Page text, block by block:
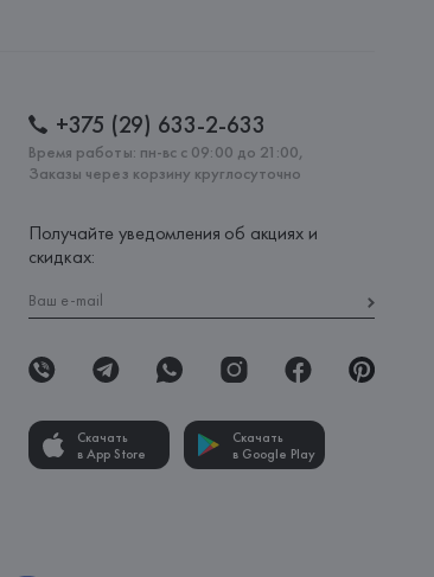
+375 (29) 633-2-633
Время работы: пн-вс с 09:00 до 21:00,
Заказы через корзину круглосуточно
Получайте уведомления об акциях и
скидках:
Скачать
в App Store
Скачать
в Google Play